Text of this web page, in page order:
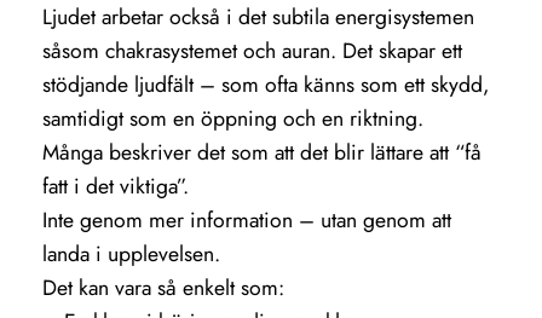
Ljudet arbetar också i det subtila energisystemen
såsom chakrasystemet och auran. Det skapar ett
stödjande ljudfält – som ofta känns som ett skydd,
samtidigt som en öppning och en riktning.
Många beskriver det som att det blir lättare att “få
fatt i det viktiga”.
Inte genom mer information – utan genom att
landa i upplevelsen.
Det kan vara så enkelt som: